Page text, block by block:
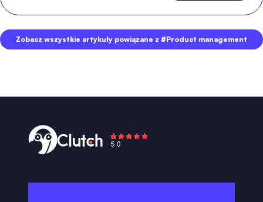
Zobacz wszystkie artykuły powiązane z #Product management